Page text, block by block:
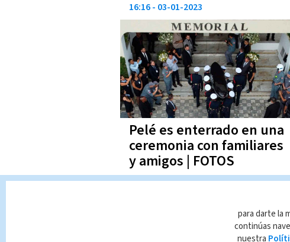
Pelé es enterrado en una
ceremonia con familiares
y amigos | FOTOS
16:16 03-01-2023
para darte la
continúas
nuestra